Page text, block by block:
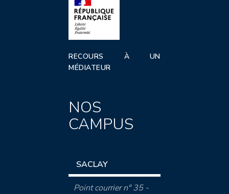
RECOURS À UN
MÉDIATEUR
NOS
CAMPUS
SACLAY
Point courrier n° 35 -